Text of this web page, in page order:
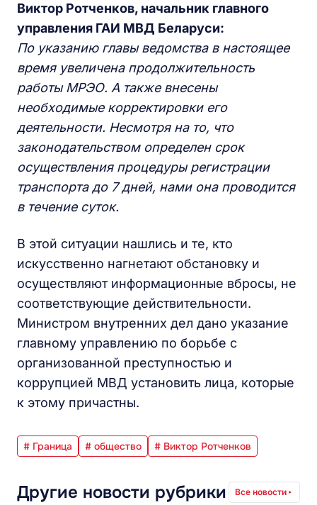
Виктор Ротченков, начальник главного
управления ГАИ МВД Беларуси:
По указанию главы ведомства в настоящее
время увеличена продолжительность
работы МРЭО. А также внесены
необходимые корректировки его
деятельности. Несмотря на то, что
законодательством определен срок
осуществления процедуры регистрации
транспорта до 7 дней, нами она проводится
в течение суток.
В этой ситуации нашлись и те, кто
искусственно нагнетают обстановку и
осуществляют информационные вбросы, не
соответствующие действительности.
Министром внутренних дел дано указание
главному управлению по борьбе с
организованной преступностью и
коррупцией МВД установить лица, которые
к этому причастны.
# Граница # общество # Виктор Ротченков
Другие новости рубрики Все новости